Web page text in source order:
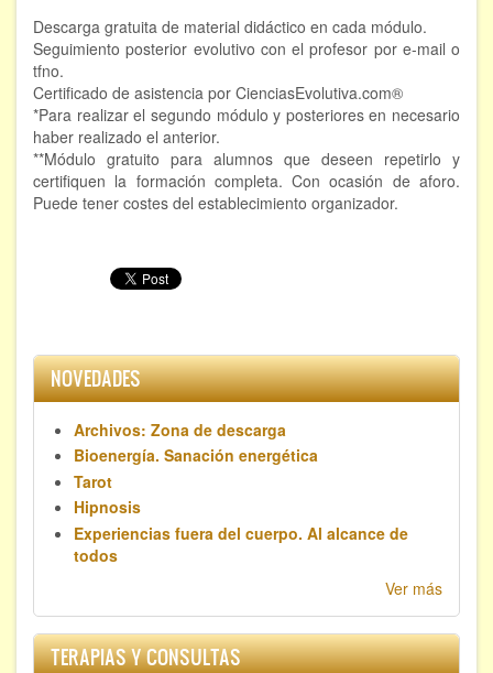
Hipnosis clínica
Hipnosis proyectiva
Hipnosis regresiva
Bioenergía. Sanación energética
Descarga gratuita de material didáctico en cada módulo.
Seguimiento posterior evolutivo con el profesor por e-mail o
tfno.
Certificado de asistencia por CienciasEvolutiva.com®
*Para realizar el segundo módulo y posteriores en necesario
haber realizado el anterior.
**Módulo gratuito para alumnos que deseen repetirlo y
certifiquen la formación completa. Con ocasión de aforo.
Puede tener costes del establecimiento organizador.
NOVEDADES
Archivos: Zona de descarga
Bioenergía. Sanación energética
Tarot
Hipnosis
Experiencias fuera del cuerpo. Al alcance de
todos
Ver más
TERAPIAS Y CONSULTAS